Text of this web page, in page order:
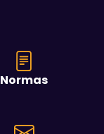
Normas